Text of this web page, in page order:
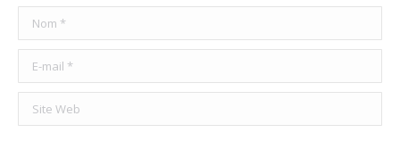
Nom *
E-mail *
Site Web